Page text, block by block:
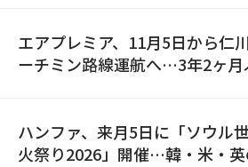
エアプレミア、11月5日から仁
ーチミン路線運航へ…3年2ヶ月
ハンファ、来月5日に「ソウル
火祭り2026」開催…韓・米・英